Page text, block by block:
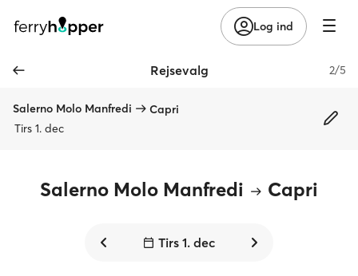
Log ind
Rejsevalg 2/5
Salerno Molo Manfredi
Capri
Tirs 1. dec
Salerno Molo Manfredi Capri
Tirs 1. dec